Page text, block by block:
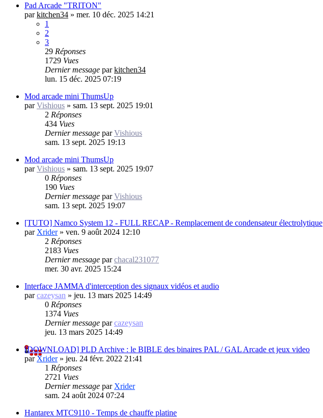
Pad Arcade "TRITON"
parkitchen34 » mer. 10 déc. 2025 14:21
1
2
3
29 Réponses
1729 Vues
Dernier message parkitchen34
lun. 15 déc. 2025 07:19
Mod arcade mini ThumsUp
parVishious » sam. 13 sept. 2025 19:01
2 Réponses
434 Vues
Dernier message parVishious
sam. 13 sept. 2025 19:13
Mod arcade mini ThumsUp
parVishious » sam. 13 sept. 2025 19:07
0 Réponses
190 Vues
Dernier message parVishious
sam. 13 sept. 2025 19:07
[TUTO] Namco System 12 - FULL RECAP - Remplacement de condensateur électrolytique
par Xrider» ven. 9 août 2024 12:10
2 Réponses
2183 Vues
Dernier message parchacal231077
mer. 30 avr. 2025 15:24
Interface JAMMA d'interception des signaux vidéos et audio
parcazeysan » jeu. 13 mars 2025 14:49
0 Réponses
1374 Vues
Dernier message parcazeysan
jeu. 13 mars 2025 14:49
[DOWNLOAD] PLD Archive : le BIBLE des binaires PAL / GAL Arcade et jeux video
parXrider» jeu. 24 févr. 2022 21:41
1 Réponses
2721 Vues
Dernier message par Xrider
sam. 24 août 2024 07:24
Hantarex MTC9110 - Temps de chauffe platine